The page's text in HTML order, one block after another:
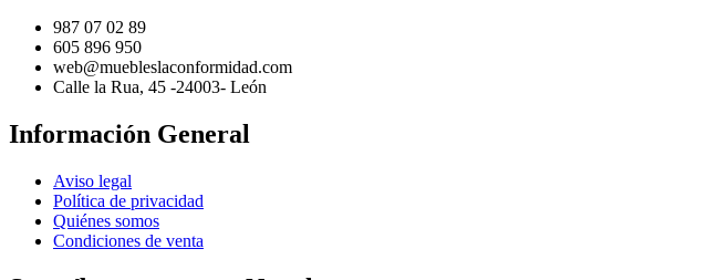
987 07 02 89
605 896 950
web@muebleslaconformidad.com
Calle la Rua, 45 -24003- León
Información General
Aviso legal
Política de privacidad
Quiénes somos
Condiciones de venta